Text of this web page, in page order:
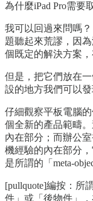
為什麼iPad Pro需要
我可以回過來問嗎
題聽起來荒謬，因
個既定的解決方案
但是，把它們放在
設的地方我們可以
仔細觀察平板電腦
個全新的產品範疇
內在部分；而辦公
機經驗的內在部分
是所謂的「meta-
[pullquote]編按：所
件」或「後物件」